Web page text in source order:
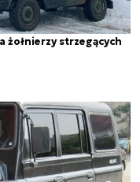
strzegących